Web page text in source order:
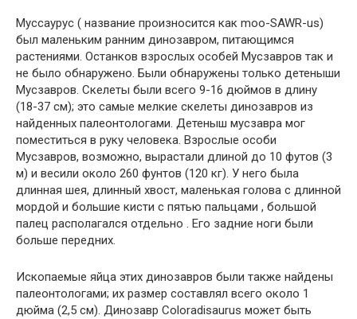
Муссаурус ( название произносится как moo-SAWR-us)
был маленьким ранним динозавром, питающимся
растениями. Останков взрослых особей Мусзавров так и
не было обнаружено. Были обнаружены только детеныши
Мусзавров. Скелеты были всего 9-16 дюймов в длину
(18-37 см); это самые мелкие скелеты динозавров из
найденных палеонтологами. Детеныш мусзавра мог
поместиться в руку человека. Взрослые особи
Мусзавров, возможно, вырастали длиной до 10 футов (3
м) и весили около 260 фунтов (120 кг). У него была
длинная шея, длинный хвост, маленькая голова с длинной
мордой и большие кисти с пятью пальцами , большой
палец располагался отдельно . Его задние ноги были
больше передних.
Ископаемые яйца этих динозавров были также найдены
палеонтологами; их размер составлял всего около 1
дюйма (2,5 см). Динозавр Coloradisaurus может быть